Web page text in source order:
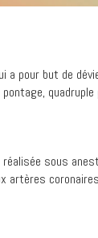
a pour but de
sous